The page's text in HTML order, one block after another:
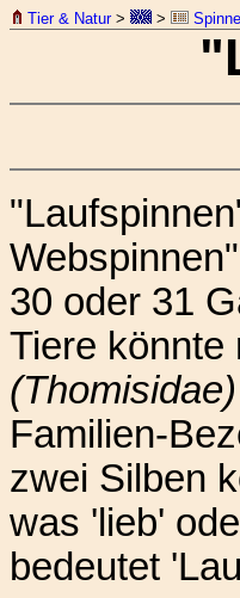
Tier & Natur> >
Webspinnen"
30 oder 31
Tiere könnte
(Thomisidae)
Familien-
zwei Silben
was 'lieb'
bedeutet